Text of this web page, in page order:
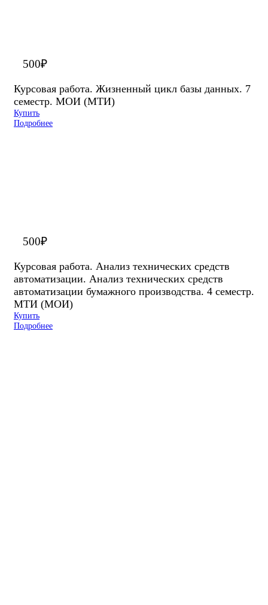
500₽
Курсовая работа. Жизненный цикл базы данных. 7
семестр. МОИ (МТИ)
Купить
Подробнее
500₽
Курсовая работа. Анализ технических средств
автоматизации. Анализ технических средств
автоматизации бумажного производства. 4 семестр.
МТИ (МОИ)
Купить
Подробнее